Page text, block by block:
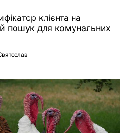
клієнта на
пошук для комунальних